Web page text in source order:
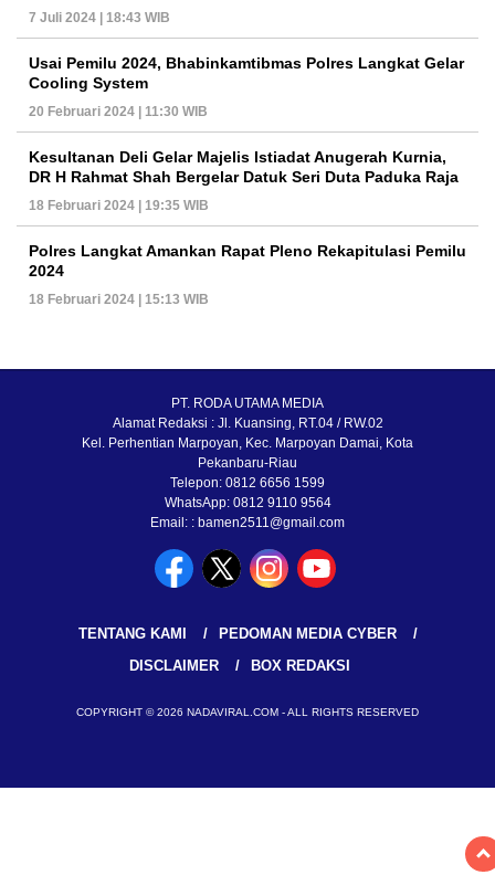
7 Juli 2024 | 18:43 WIB
Usai Pemilu 2024, Bhabinkamtibmas Polres Langkat Gelar
Cooling System
20 Februari 2024 | 11:30 WIB
Kesultanan Deli Gelar Majelis Istiadat Anugerah Kurnia,
DR H Rahmat Shah Bergelar Datuk Seri Duta Paduka Raja
18 Februari 2024 | 19:35 WIB
Polres Langkat Amankan Rapat Pleno Rekapitulasi Pemilu
2024
18 Februari 2024 | 15:13 WIB
PT. RODA UTAMA MEDIA
Alamat Redaksi : Jl. Kuansing, RT.04 / RW.02
Kel. Perhentian Marpoyan, Kec. Marpoyan Damai, Kota
Pekanbaru-Riau
Telepon: 0812 6656 1599
WhatsApp: 0812 9110 9564
Email: : bamen2511@gmail.com
TENTANG KAMI
PEDOMAN MEDIA CYBER
DISCLAIMER
BOX REDAKSI
COPYRIGHT © 2026 NADAVIRAL.COM - ALL RIGHTS RESERVED